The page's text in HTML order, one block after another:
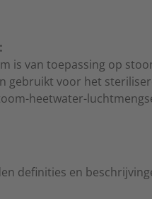
is van toepassing op
gebruikt voor het
heetwater-
definities en